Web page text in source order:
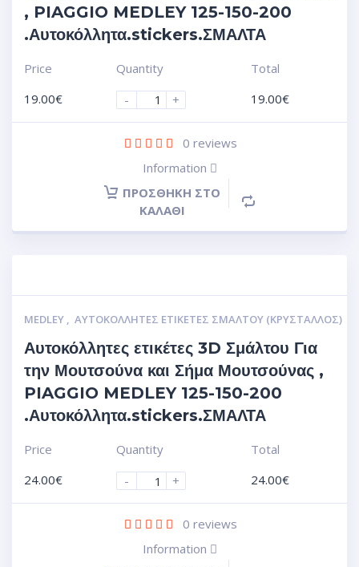
, PIAGGIO MEDLEY 125-150-200
.Αυτοκόλλητα.stickers.ΣΜΑΛΤΑ
Price
19.00€
Quantity
-
+
Total
19.00€
0 reviews
Information
ΠΡΟΣΘΉΚΗ ΣΤΟ
ΚΑΛΆΘΙ
MEDLEY , ΑΥΤΟΚΌΛΛΗΤΕΣ ΕΤΙΚΈΤΕΣ ΣΜΆΛΤΟΥ (ΚΡΥΣΤΑΛΛΟΣ)
Αυτοκόλλητες ετικέτες 3D Σμάλτου Για
την Μουτσούνα και Σήμα Μουτσούνας ,
PIAGGIO MEDLEY 125-150-200
.Αυτοκόλλητα.stickers.ΣΜΑΛΤΑ
Price
24.00€
Quantity
-
+
Total
24.00€
0 reviews
Information